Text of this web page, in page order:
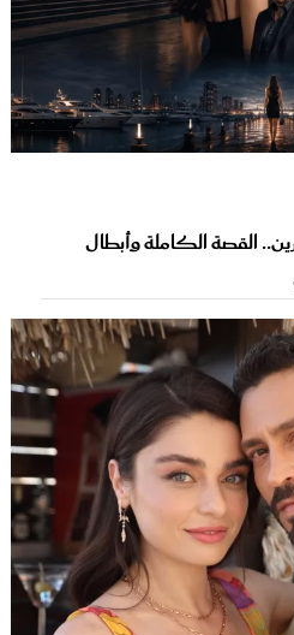
القصة الكاملة وأبطال